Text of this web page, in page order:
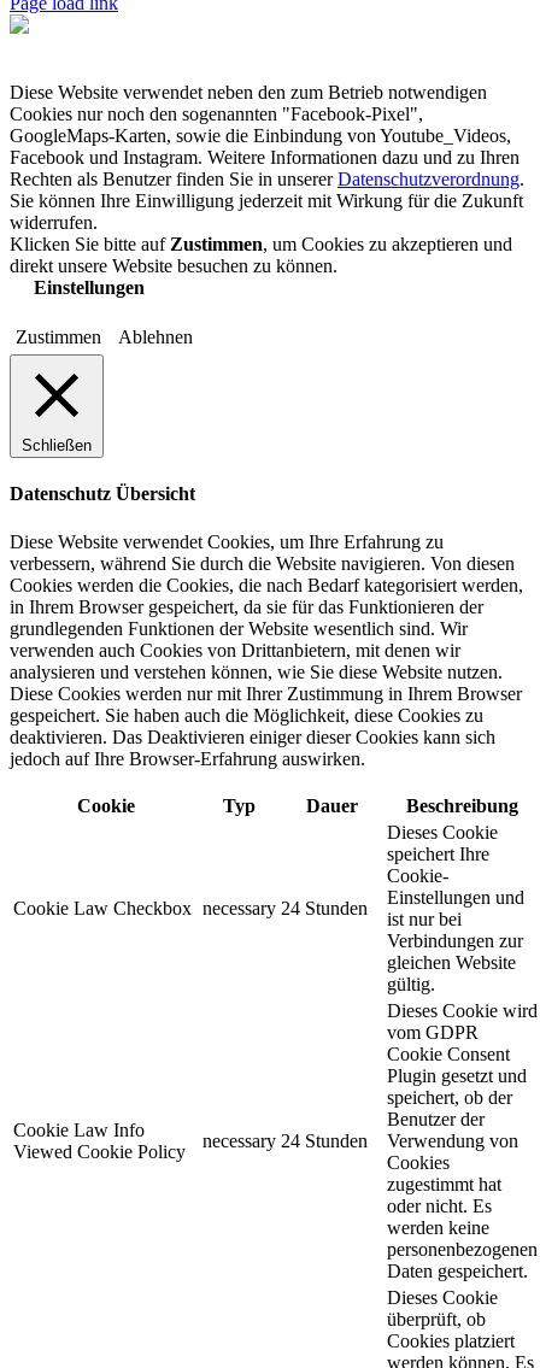
Diese Website verwendet neben den zum Betrieb notwendigen
Cookies nur noch den sogenannten "Facebook-Pixel",
GoogleMaps-Karten, sowie die Einbindung von Youtube_Videos,
Facebook und Instagram. Weitere Informationen dazu und zu Ihren
Rechten als Benutzer finden Sie in unsererDatenschutzverordnung.
Sie können Ihre Einwilligung jederzeit mit Wirkung für die Zukunft
widerrufen.
Klicken Sie bitte auf Zustimmen, um Cookies zu akzeptieren und
direkt unsere Website besuchen zu können.
Einstellungen
Zustimmen Ablehnen
Schließen
Datenschutz Übersicht
Diese Website verwendet Cookies, um Ihre Erfahrung zu
verbessern, während Sie durch die Website navigieren. Von diesen
Cookies werden die Cookies, die nach Bedarf kategorisiert werden,
in Ihrem Browser gespeichert, da sie für das Funktionieren der
grundlegenden Funktionen der Website wesentlich sind. Wir
verwenden auch Cookies von Drittanbietern, mit denen wir
analysieren und verstehen können, wie Sie diese Website nutzen.
Diese Cookies werden nur mit Ihrer Zustimmung in Ihrem Browser
gespeichert. Sie haben auch die Möglichkeit, diese Cookies zu
deaktivieren. Das Deaktivieren einiger dieser Cookies kann sich
jedoch auf Ihre Browser-Erfahrung auswirken.
Cookie Typ Dauer Beschreibung
Cookie Law Checkbox necessary 24 Stunden
Dieses Cookie
speichert Ihre
Cookie-
Einstellungen und
ist nur bei
Verbindungen zur
gleichen Website
gültig.
Cookie Law Info
Viewed Cookie Policy
necessary 24 Stunden
Dieses Cookie wird
vom GDPR
Cookie Consent
Plugin gesetzt und
speichert, ob der
Benutzer der
Verwendung von
Cookies
zugestimmt hat
oder nicht. Es
werden keine
personenbezogenen
Daten gespeichert.
Dieses Cookie
überprüft, ob
Cookies platziert
werden können. Es